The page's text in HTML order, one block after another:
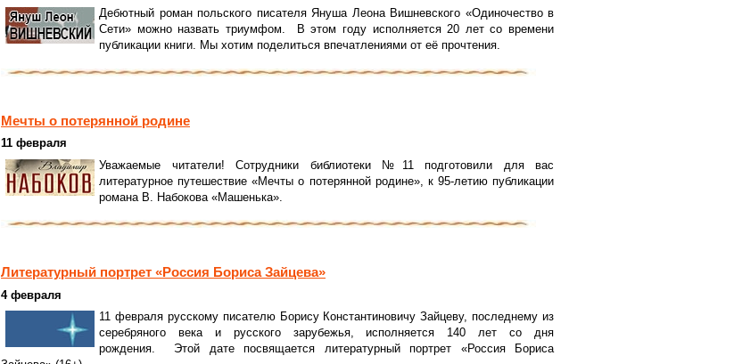
Дебютный роман польского писателя Януша Леона Вишневского «Одиночество в
Сети» можно назвать триумфом. В этом году исполняется 20 лет со времени
публикации книги. Мы хотим поделиться впечатлениями от её прочтения.
Мечты о потерянной родине
11 февраля
Уважаемые читатели! Сотрудники библиотеки №11 подготовили для вас
литературное путешествие «Мечты о потерянной родине», к 95-летию публикации
романа В. Набокова «Машенька».
Литературный портрет «Россия Бориса Зайцева»
4 февраля
11 февраля русскому писателю Борису Константиновичу Зайцеву, последнему из
серебряного века и русского зарубежья, исполняется 140 лет со дня
рождения. Этой дате посвящается литературный портрет «Россия Бориса